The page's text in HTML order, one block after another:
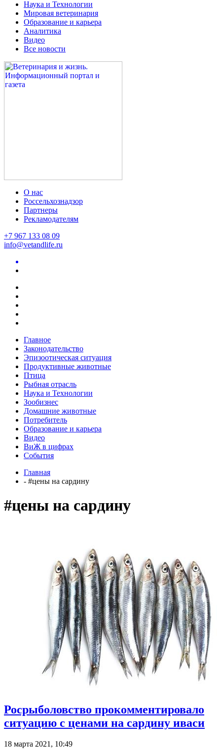
Наука и Технологии
Мировая ветеринария
Образование и карьера
Аналитика
Видео
Все новости
О нас
Россельхознадзор
Партнеры
Рекламодателям
+7 967 133 08 09
info@vetandlife.ru
Главное
Законодательство
Эпизоотическая ситуация
Продуктивные животные
Птица
Рыбная отрасль
Наука и Технологии
Зообизнес
Домашние животные
Потребитель
Образование и карьера
Видео
ВиЖ в цифрах
События
Главная
- #цены на сардину
#цены на сардину
Росрыболовство прокомментировало
ситуацию с ценами на сардину иваси
18 марта 2021, 10:49